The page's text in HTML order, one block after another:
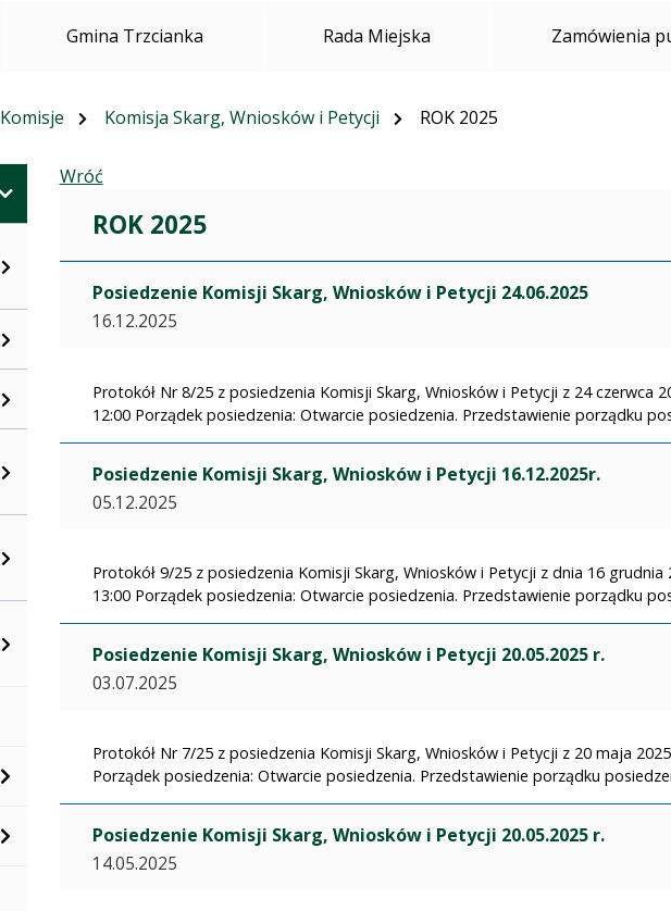
Gmina Trzcianka Rada Miejska Zamówienia
Komisje Komisja Skarg, Wniosków i Petycji ROK 2025
Wróć
ROK 2025
Posiedzenie Komisji Skarg, Wniosków i Petycji 24.06.2025
16.12.2025
Protokół Nr 8/25 z posiedzenia Komisji Skarg, Wniosków i Petycji z 24 czerwca
12:00 Porządek posiedzenia: Otwarcie posiedzenia. Przedstawienie porządku
Posiedzenie Komisji Skarg, Wniosków i Petycji 16.12.2025r.
05.12.2025
Protokół 9/25 z posiedzenia Komisji Skarg, Wniosków i Petycji z dnia 16
13:00 Porządek posiedzenia: Otwarcie posiedzenia. Przedstawienie porządku
Posiedzenie Komisji Skarg, Wniosków i Petycji 20.05.2025 r.
03.07.2025
Protokół Nr 7/25 z posiedzenia Komisji Skarg, Wniosków i Petycji z 20 maja
Porządek posiedzenia: Otwarcie posiedzenia. Przedstawienie porządku
Posiedzenie Komisji Skarg, Wniosków i Petycji 20.05.2025 r.
14.05.2025